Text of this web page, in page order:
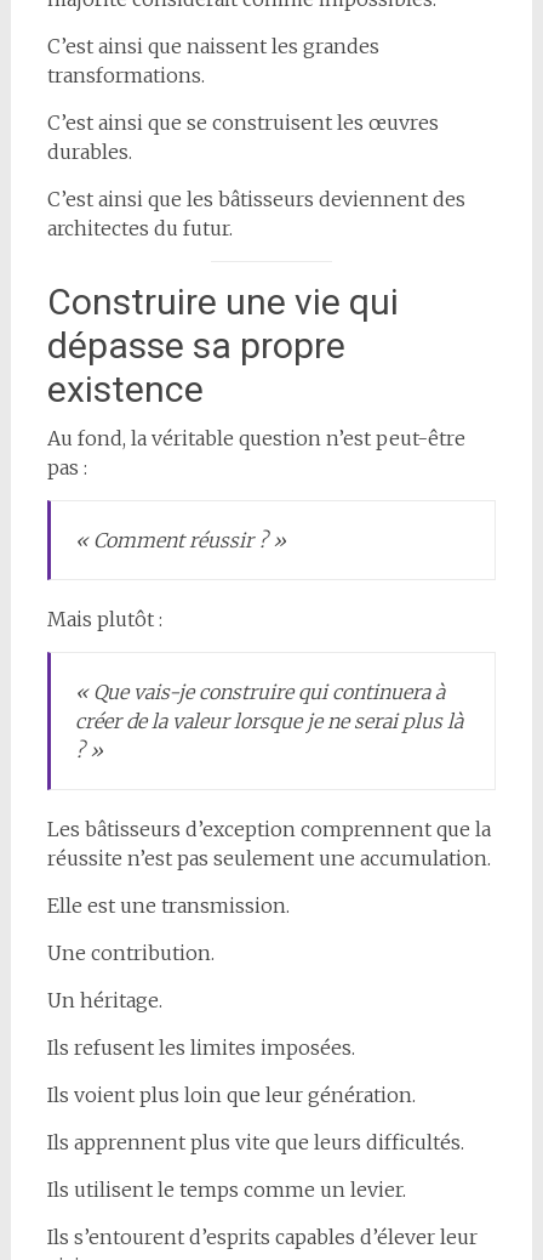
C’est ainsi que naissent les grandes
transformations.
C’est ainsi que se construisent les œuvres
durables.
C’est ainsi que les bâtisseurs deviennent des
architectes du futur.
Construire une vie qui
dépasse sa propre
existence
Au fond, la véritable question n’est peut-être
pas :
« Comment réussir ? »
Mais plutôt :
« Que vais-je construire qui continuera à
créer de la valeur lorsque je ne serai plus là
? »
Les bâtisseurs d’exception comprennent que la
réussite n’est pas seulement une accumulation.
Elle est une transmission.
Une contribution.
Un héritage.
Ils refusent les limites imposées.
Ils voient plus loin que leur génération.
Ils apprennent plus vite que leurs difficultés.
Ils utilisent le temps comme un levier.
Ils s’entourent d’esprits capables d’élever leur